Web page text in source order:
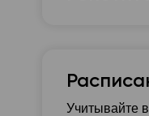
Учитывайте